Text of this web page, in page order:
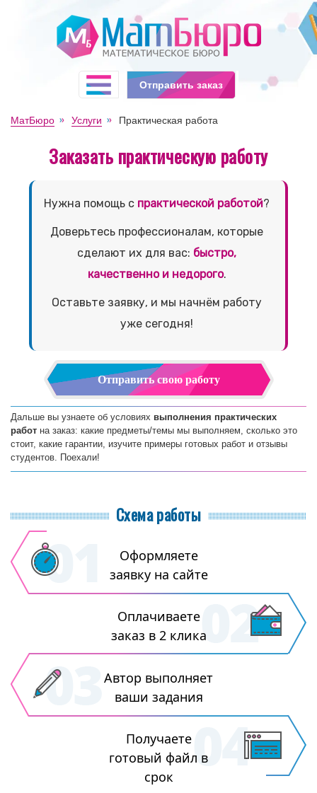
МатБюро Услуги Практическая работа
Заказать практическую работу
Нужна помощь с практической работой?
Доверьтесь профессионалам, которые
сделают их для вас: быстро,
качественно и недорого.
Оставьте заявку, и мы начнём работу
уже сегодня!
Отправить свою работу
Дальше вы узнаете об условиях выполнения практических
работ на заказ: какие предметы/темы мы выполняем, сколько это
стоит, какие гарантии, изучите примеры готовых работ и отзывы
студентов. Поехали!
Схема работы
Оформляете
заявку на сайте
Оплачиваете
заказ в 2 клика
Автор выполняет
ваши задания
Получаете
готовый файл в
срок
Отправить заказ